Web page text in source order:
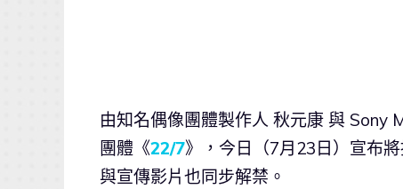
由知名偶像團體製作人 秋元康 與 Sony
團體《22/7》，今日（7月23日）宣布
與宣傳影片也同步解禁。